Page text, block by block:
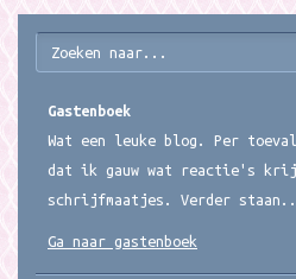
Gastenboek
Wat een leuke blog. Per
dat ik gauw wat reactie's
schrijfmaatjes. Verder
Ga naar gastenboek